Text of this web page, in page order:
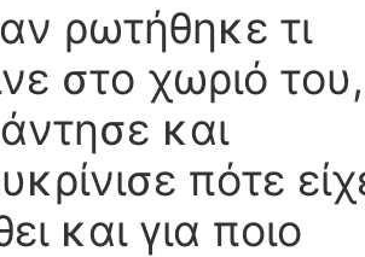
ρωτήθηκε τι
στο χωριό του,
και
πότε
και για ποιο